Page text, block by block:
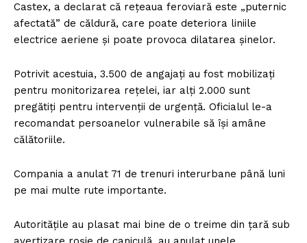
Castex, a declarat că rețeaua feroviară este „puternic
afectată” de căldură, care poate deteriora liniile
electrice aeriene și poate provoca dilatarea șinelor.
Potrivit acestuia, 3.500 de angajați au fost mobilizați
pentru monitorizarea rețelei, iar alți 2.000 sunt
pregătiți pentru intervenții de urgență. Oficialul le-a
recomandat persoanelor vulnerabile să își amâne
călătoriile.
Compania a anulat 71 de trenuri interurbane până luni
pe mai multe rute importante.
Autoritățile au plasat mai bine de o treime din țară sub